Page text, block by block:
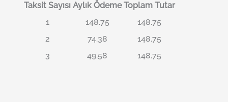
Taksit Sayısı Aylık Ödeme Toplam Tutar
1
148.75
148.75
2
74.38
148.75
3
49.58 148.75